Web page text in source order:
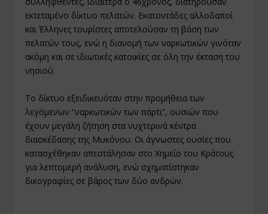
εκτεταμένο δίκτυο πελατών. Εκατοντάδες αλλοδαποί
και Έλληνες τουρίστες αποτελούσαν τη βάση των
πελατών τους, ενώ η διανομή των ναρκωτικών γινόταν
ακόμη και σε ιδιωτικές κατοικίες σε όλη την έκταση του
νησιού.
Το δίκτυο εξειδικευόταν στην προμήθεια των
λεγόμενων “ναρκωτικών των πάρτι”, ουσιών που
έχουν μεγάλη ζήτηση στα νυχτερινά κέντρα
διασκέδασης της Μυκόνου. Οι άγνωστες ουσίες που
κατασχέθηκαν απεστάλησαν στο Χημείο του Κράτους
για λεπτομερή ανάλυση, ενώ σχηματίστηκαν
δικογραφίες σε βάρος των δύο ανδρών.